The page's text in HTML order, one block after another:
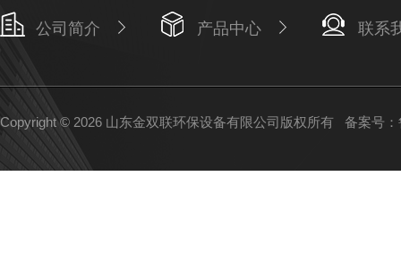
公司简介 产品中心 联系
Copyright © 2026 山东金双联环保设备有限公司版权所有 备案号